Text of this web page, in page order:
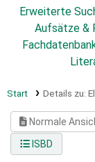
Erweiterte
Aufsätze &
Start Details zu:
Normale
ISBD